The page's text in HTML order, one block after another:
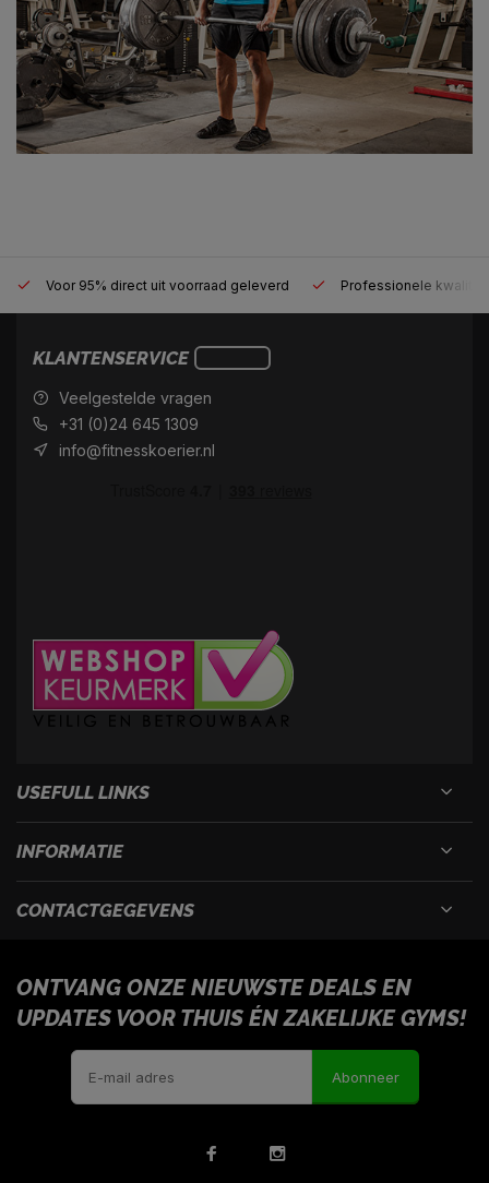
Voor 95% direct uit voorraad geleverd Professionele
KLANTENSERVICE
Veelgestelde vragen
+31 (0)24 645 1309
info@fitnesskoerier.nl
USEFULL LINKS
INFORMATIE
CONTACTGEGEVENS
ONTVANG ONZE NIEUWSTE DEALS EN
UPDATES VOOR THUIS ÉN ZAKELIJKE GYMS!
Abonneer